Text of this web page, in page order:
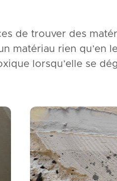
de trouver des
matériau rien qu’en
lorsqu’elle se